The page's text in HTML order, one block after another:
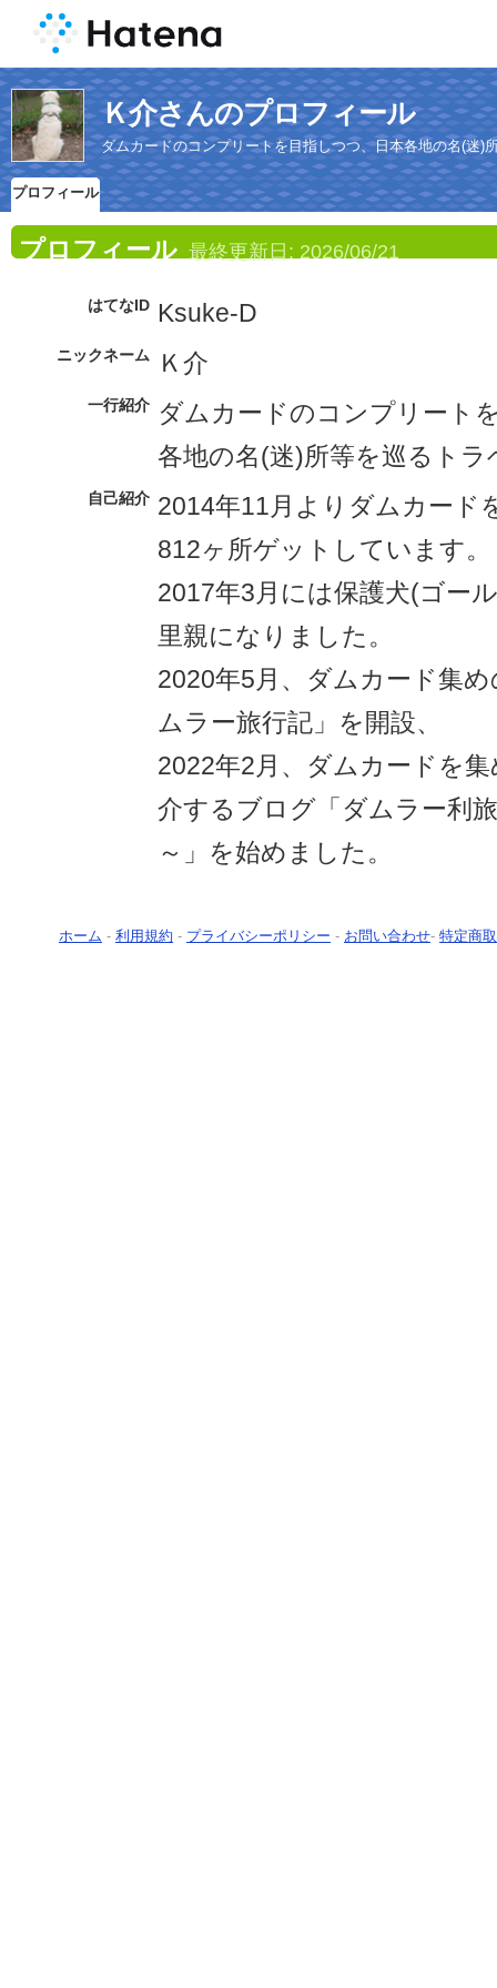
Ｋ介さんのプロフィール
ダムカードのコンプリートを目指しつつ、日本各地の名(迷)
プロフィール
プロフィール 最終更新日: 2026/06/21
はてなID Ksuke-D
ニックネーム Ｋ介
一行紹介 ダムカードのコンプリート
各地の名(迷)所等を巡るトラ
自己紹介 2014年11月よりダムカード
812ヶ所ゲットしています。
2017年3月には保護犬(ゴー
里親になりました。
2020年5月、ダムカード集
ムラー旅行記」を開設、
2022年2月、ダムカードを
介するブログ「ダムラー利
～」を始めました。
ホーム - 利用規約 - プライバシーポリシー - お問い合わせ- 特定商